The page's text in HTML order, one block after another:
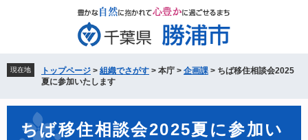
先
頭
す。
を
飛
し
現在地 トップページ > 組織でさがす > 本庁 > 企画課 > ちば移住相談会2025
夏に参加いたします
ちば移住相談会2025夏に参加い